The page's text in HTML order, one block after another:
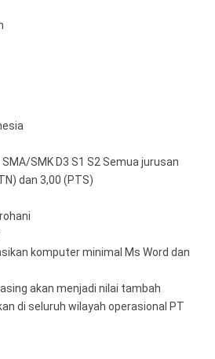
SMK D3 S1 S2 Semua jurusan
dan 3,00 (PTS)
komputer minimal Ms Word dan
akan menjadi nilai tambah
di seluruh wilayah operasional PT